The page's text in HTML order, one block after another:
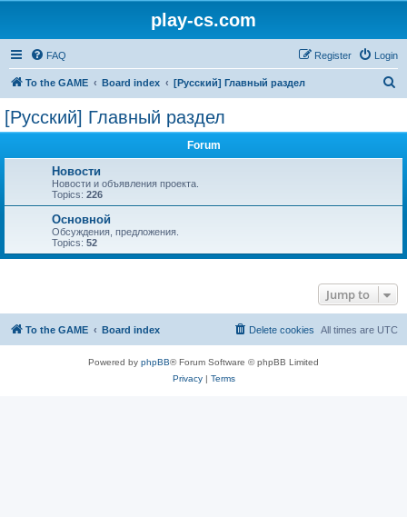
play-cs.com
FAQ Login
Register
To the GAME Board index [Русский] Главный раздел
[Русский] Главный раздел
Forum
Новости
Новости и объявления проекта.
Topics: 226
Основной
Обсуждения, предложения.
Topics: 52
Jump to
To the GAME Board index All times are UTC
Delete cookies
Powered by phpBB® Forum Software © phpBB Limited
Privacy| Terms